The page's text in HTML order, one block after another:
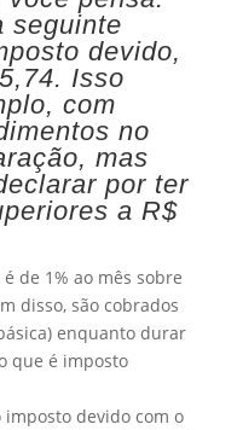
seguinte
devido,
Isso
com
no
mas
por ter
a R$
de 1% ao mês sobre
disso, são cobrados
enquanto durar
que é imposto
devido com o